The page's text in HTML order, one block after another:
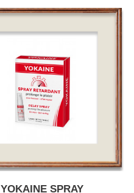
YOKAINE SPRAY